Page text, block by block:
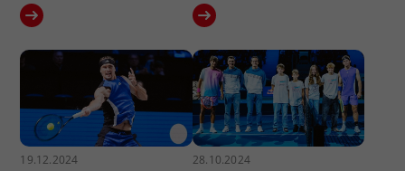
19.12.2024 28.10.2024